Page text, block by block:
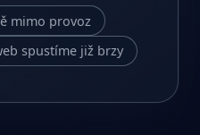
mimo provoz
spustíme již brzy